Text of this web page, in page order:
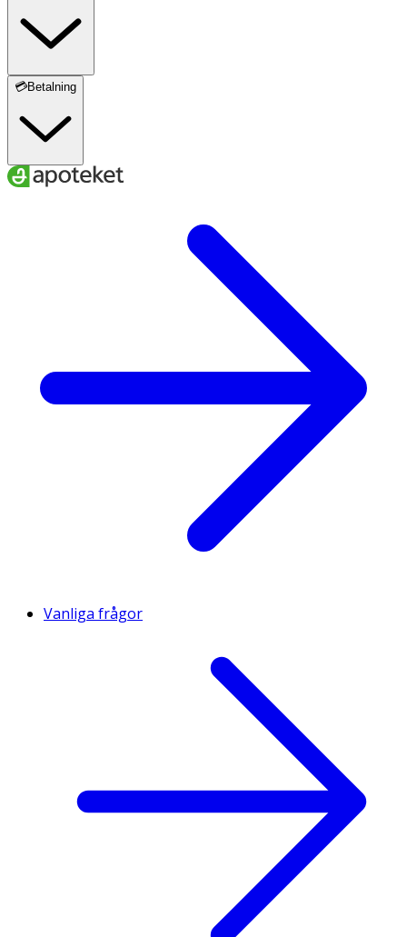
💳Betalning
Vanliga frågor